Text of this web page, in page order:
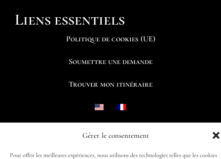
Gérer le consentement
Pour offrir les meilleures expériences, nous utilisons des technologies telles que les cookies
Liens essentiels
Politique de cookies (UE)
Soumettre une demande
Trouver mon itinéraire